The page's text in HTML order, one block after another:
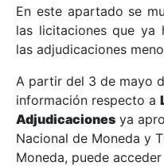
Mostrar/Ocultar
Mostrar/Ocultar
En este apartado se
las licitaciones que ya
las adjudicaciones
A partir del 3 de mayo
información respecto a
Adjudicaciones ya
Nacional de Moneda y
Moneda, puede